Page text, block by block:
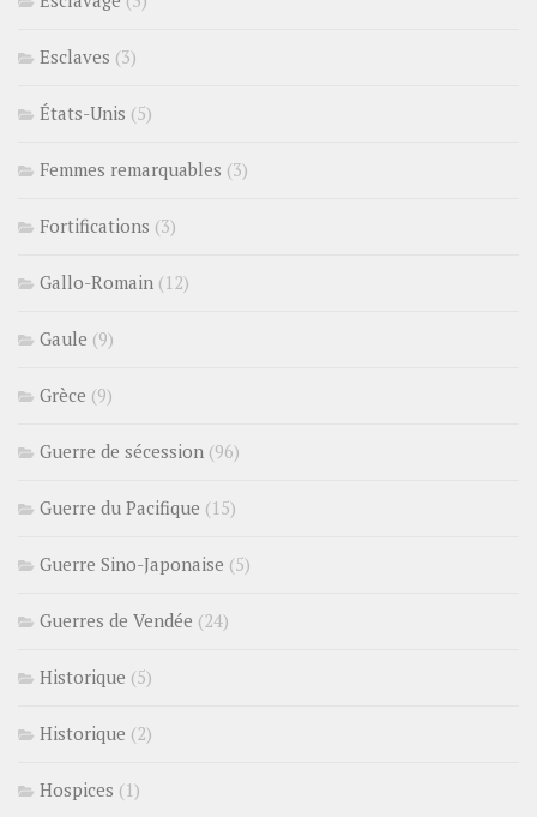
Esclaves (3)
États-Unis (5)
Femmes remarquables (3)
Fortifications (3)
Gallo-Romain (12)
Gaule (9)
Grèce (9)
Guerre de sécession (96)
Guerre du Pacifique (15)
Guerre Sino-Japonaise (5)
Guerres de Vendée (24)
Historique (5)
Historique (2)
Hospices (1)